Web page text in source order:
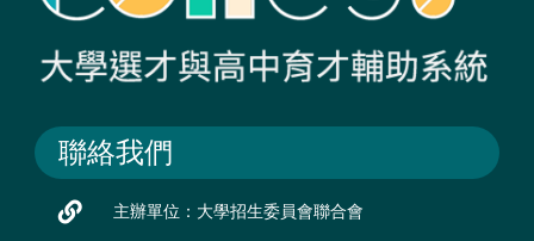
聯絡我們
主辦單位：大學招生委員會聯合會